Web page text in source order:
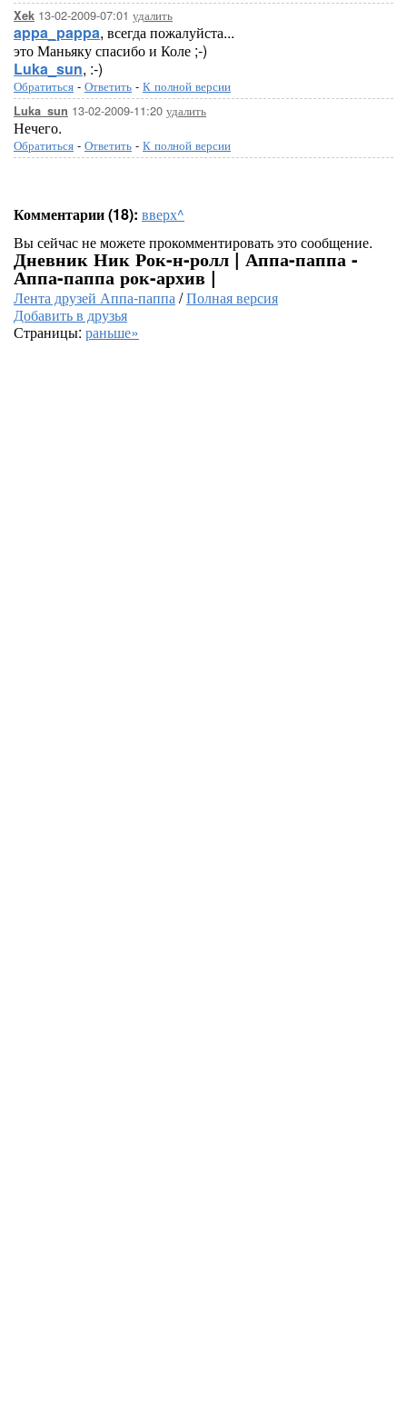
Xek 13-02-2009-07:01 удалить
appa_pappa, всегда пожалуйста...
это Маньяку спасибо и Коле ;-)
Luka_sun, :-)
Обратиться - Ответить - К полной версии
Luka_sun 13-02-2009-11:20 удалить
Нечего.
Обратиться - Ответить - К полной версии
Комментарии (18): вверх^
Вы сейчас не можете прокомментировать это сообщение.
Дневник Ник Рок-н-ролл | Аппа-паппа -
Аппа-паппа рок-архив |
Лента друзей Аппа-паппа/Полная версия
Добавить в друзья
Страницы: раньше»